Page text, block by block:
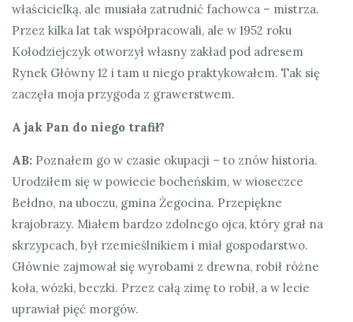
właścicielką, ale musiała zatrudnić fachowca – mistrza.
Przez kilka lat tak współpracowali, ale w 1952 roku
Kołodziejczyk otworzył własny zakład pod adresem
Rynek Główny 12 i tam u niego praktykowałem. Tak się
zaczęła moja przygoda z grawerstwem.
A jak Pan do niego trafił?
AB: Poznałem go w czasie okupacji – to znów historia.
Urodziłem się w powiecie bocheńskim, w wioseczce
Bełdno, na uboczu, gmina Żegocina. Przepiękne
krajobrazy. Miałem bardzo zdolnego ojca, który grał na
skrzypcach, był rzemieślnikiem i miał gospodarstwo.
Głównie zajmował się wyrobami z drewna, robił różne
koła, wózki, beczki. Przez całą zimę to robił, a w lecie
uprawiał pięć morgów.